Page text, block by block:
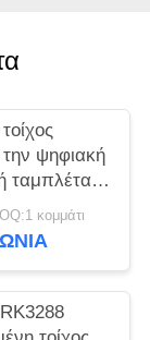
την ψηφιακή
ταμπλέτα
σημείου
κομμάτι